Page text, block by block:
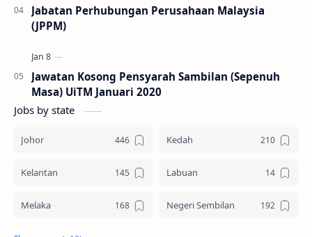
Jabatan Perhubungan Perusahaan Malaysia
(JPPM)
Jawatan Kosong Pensyarah Sambilan (Sepenuh
Masa) UiTM Januari 2020
Jobs by state
Johor Kedah
Kelantan Labuan
Melaka Negeri Sembilan